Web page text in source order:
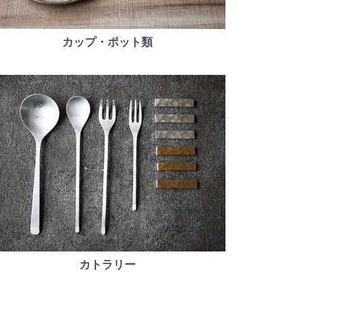
カップ・ポット類
カトラリー